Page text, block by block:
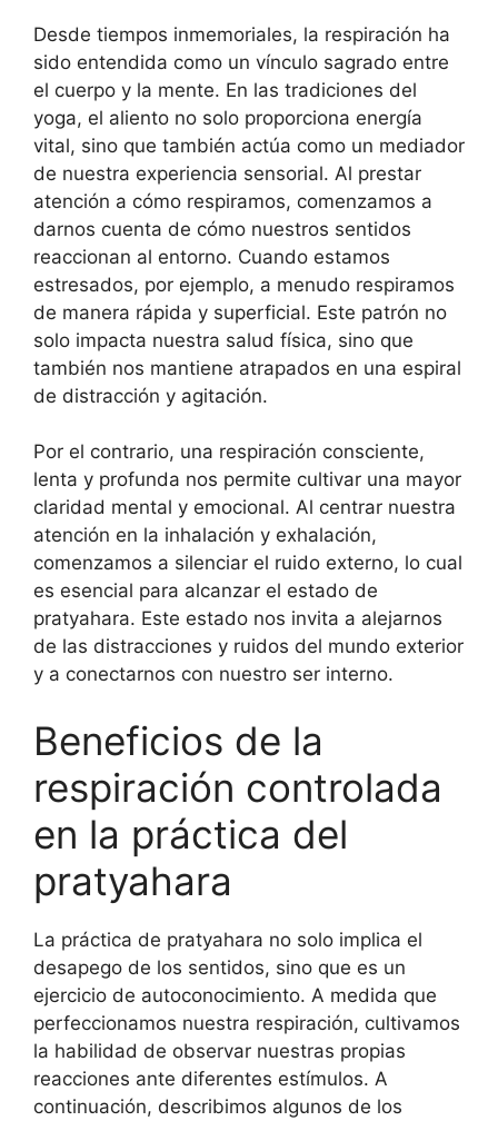
Desde tiempos inmemoriales, la respiración ha
sido entendida como un vínculo sagrado entre
el cuerpo y la mente. En las tradiciones del
yoga, el aliento no solo proporciona energía
vital, sino que también actúa como un mediador
de nuestra experiencia sensorial. Al prestar
atención a cómo respiramos, comenzamos a
darnos cuenta de cómo nuestros sentidos
reaccionan al entorno. Cuando estamos
estresados, por ejemplo, a menudo respiramos
de manera rápida y superficial. Este patrón no
solo impacta nuestra salud física, sino que
también nos mantiene atrapados en una espiral
de distracción y agitación.
Por el contrario, una respiración consciente,
lenta y profunda nos permite cultivar una mayor
claridad mental y emocional. Al centrar nuestra
atención en la inhalación y exhalación,
comenzamos a silenciar el ruido externo, lo cual
es esencial para alcanzar el estado de
pratyahara. Este estado nos invita a alejarnos
de las distracciones y ruidos del mundo exterior
y a conectarnos con nuestro ser interno.
Beneficios de la
respiración controlada
en la práctica del
pratyahara
La práctica de pratyahara no solo implica el
desapego de los sentidos, sino que es un
ejercicio de autoconocimiento. A medida que
perfeccionamos nuestra respiración, cultivamos
la habilidad de observar nuestras propias
reacciones ante diferentes estímulos. A
continuación, describimos algunos de los